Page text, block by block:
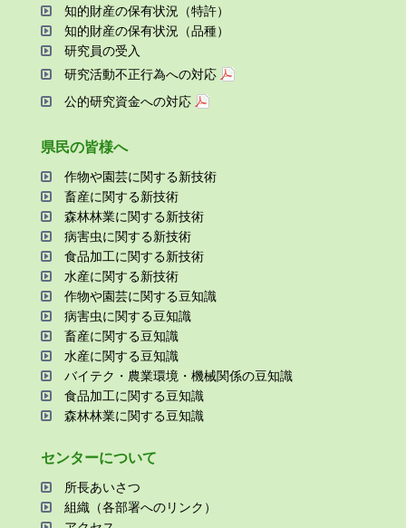
知的財産の保有状況（特許）
知的財産の保有状況（品種）
研究員の受⼊
研究活動不正⾏為への対応
公的研究資金への対応
県⺠の皆様へ
作物や園芸に関する新技術
畜産に関する新技術
森林林業に関する新技術
病害⾍に関する新技術
⾷品加⼯に関する新技術
⽔産に関する新技術
作物や園芸に関する⾖知識
病害⾍に関する⾖知識
畜産に関する⾖知識
⽔産に関する⾖知識
バイテク・農業環境・機械関係の⾖知識
⾷品加⼯に関する⾖知識
森林林業に関する⾖知識
センターについて
所⻑あいさつ
組織（各部署へのリンク）